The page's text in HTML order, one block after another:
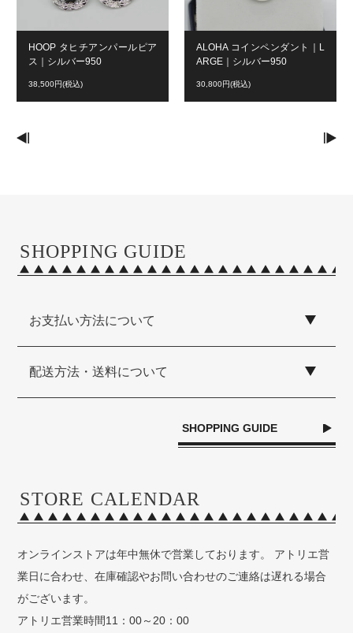
HOOP タヒチアンパールピア
ス｜シルバー950
38,500円(税込)
ALOHA コインペンダント｜L
ARGE｜シルバー950
30,800円(税込)
SHOPPING GUIDE
お支払い方法について
配送方法・送料について
SHOPPING GUIDE
STORE CALENDAR
オンラインストアは年中無休で営業しております。 アトリエ営
業日に合わせ、在庫確認やお問い合わせのご連絡は遅れる場合
がございます。
アトリエ営業時間11：00～20：00